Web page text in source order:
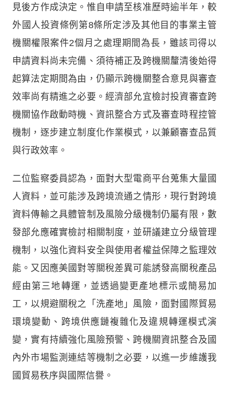
見後方作成決定。惟自申請至核准歷時逾半年，較
外國人投資條例第8條所定涉及其他目的事業主管
機關權限案件2個月之處理期間為長，雖該司得以
申請資料尚未完備、須待補正及跨機關釐清後始得
起算法定期間為由，仍顯示跨機關整合意見與審查
效率尚有精進之必要。經濟部允宜檢討投資審查跨
機關協作啟動時機、資訊整合方式及審查時程控管
機制，逐步建立制度化作業模式，以兼顧審查品質
與行政效率。
二位監察委員認為，面對大型電商平台蒐集大量國
人資料，並可能涉及跨境流通之情形，現行對跨境
資料傳輸之具體管制及風險分級機制仍屬有限，數
發部允應確實檢討相關制度，並研議建立分級管理
機制，以強化資料安全與使用者權益保障之監理效
能。又因應美國對等關稅差異可能誘發高關稅產品
經由第三地轉運，並透過變更產地標示或簡易加
工，以規避關稅之「洗產地」風險，面對國際貿易
環境變動、跨境供應鏈複雜化及違規轉運模式演
變，實有持續強化風險預警、跨機關資訊整合及國
內外市場監測連結等機制之必要，以進一步維護我
國貿易秩序與國際信譽。